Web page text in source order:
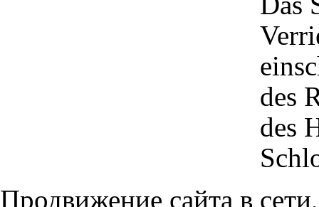
des
des
Продвижение сайта в